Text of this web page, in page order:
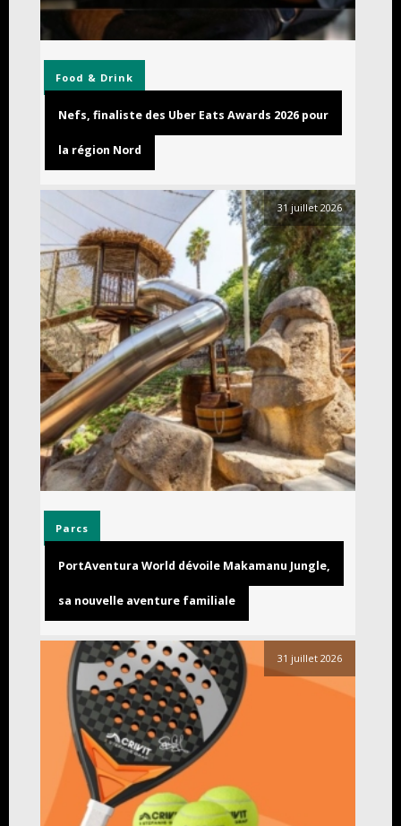
Food & Drink
Nefs, finaliste des Uber Eats Awards 2026 pour
la région Nord
31 juillet 2026
Parcs
PortAventura World dévoile Makamanu Jungle,
sa nouvelle aventure familiale
31 juillet 2026